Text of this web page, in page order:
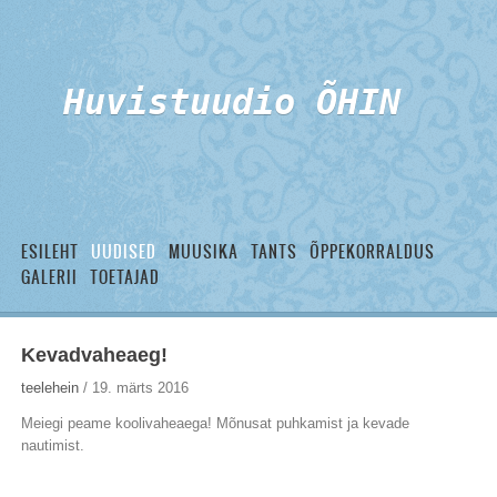
Huvistuudio ÕHIN
ESILEHT UUDISED MUUSIKA TANTS ÕPPEKORRALDUS
GALERII
TOETAJAD
Kevadvaheaeg!
teelehein / 19. märts 2016
Meiegi peame koolivaheaega! Mõnusat puhkamist ja kevade
nautimist.